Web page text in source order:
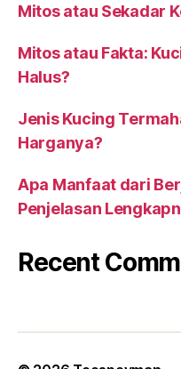
Mitos atau Sekadar
Mitos atau Fakta:
Halus?
Jenis Kucing
Harganya?
Apa Manfaat dari
Penjelasan
Recent